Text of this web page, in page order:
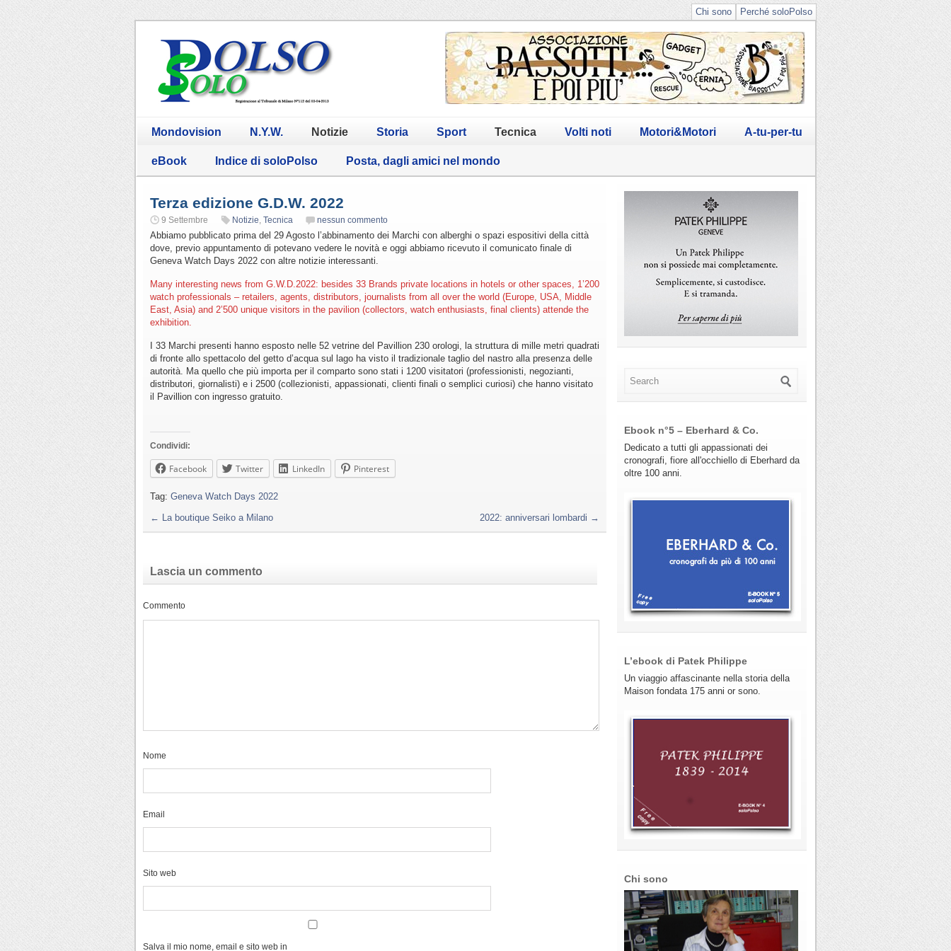
Perché soloPolso
Chi sono
Mondovision N.Y.W. Notizie Storia Sport Tecnica Volti noti Motori&Motori A-tu-per-tu
eBook Indice di soloPolso Posta, dagli amici nel mondo
Terza edizione G.D.W. 2022
9 Settembre Notizie Tecnica nessun commento
Abbiamo pubblicato prima del 29 Agosto l’abbinamento dei Marchi con alberghi o spazi espositivi della città
dove, previo appuntamento di potevano vedere le novità e oggi abbiamo ricevuto il comunicato finale di
Geneva Watch Days 2022 con altre notizie interessanti.
Many interesting news from G.W.D.2022: besides 33 Brands private locations in hotels or other spaces, 1’200
watch professionals – retailers, agents, distributors, journalists from all over the world (Europe, USA, Middle
East, Asia) and 2’500 unique visitors in the pavilion (collectors, watch enthusiasts, final clients) attende the
exhibition.
I 33 Marchi presenti hanno esposto nelle 52 vetrine del Pavillion 230 orologi, la struttura di mille metri quadrati
di fronte allo spettacolo del getto d’acqua sul lago ha visto il tradizionale taglio del nastro alla presenza delle
autorità. Ma quello che più importa per il comparto sono stati i 1200 visitatori (professionisti, negozianti,
distributori, giornalisti) e i 2500 (collezionisti, appassionati, clienti finali o semplici curiosi) che hanno visitato
il Pavillion con ingresso gratuito.
Condividi:
Facebook Twitter LinkedIn Pinterest
Tag: Geneva Watch Days 2022
← La boutique Seiko a Milano 2022: anniversari lombardi →
Lascia un commento
Commento
Nome
Email
Sito web
Salva il mio nome, email e sito web in
Ebook n°5 – Eberhard & Co.
Dedicato a tutti gli appassionati dei
cronografi, fiore all'occhiello di Eberhard da
oltre 100 anni.
L’ebook di Patek Philippe
Un viaggio affascinante nella storia della
Maison fondata 175 anni or sono.
Chi sono